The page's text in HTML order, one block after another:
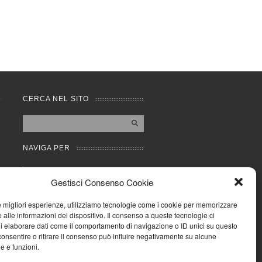
Gestisci Consenso Cookie
migliori esperienze, utilizziamo tecnologie come i cookie per memorizzare
alle informazioni del dispositivo. Il consenso a queste tecnologie ci
elaborare dati come il comportamento di navigazione o ID unici su questo
o ritirare il consenso può influire negativamente su alcune
e funzioni.
CERCA NEL SITO
NAVIGA PER
Mappa completa
Mappa categorie
Privacy Policy
Forum
Iscriviti alla Community
AziendaCondominio